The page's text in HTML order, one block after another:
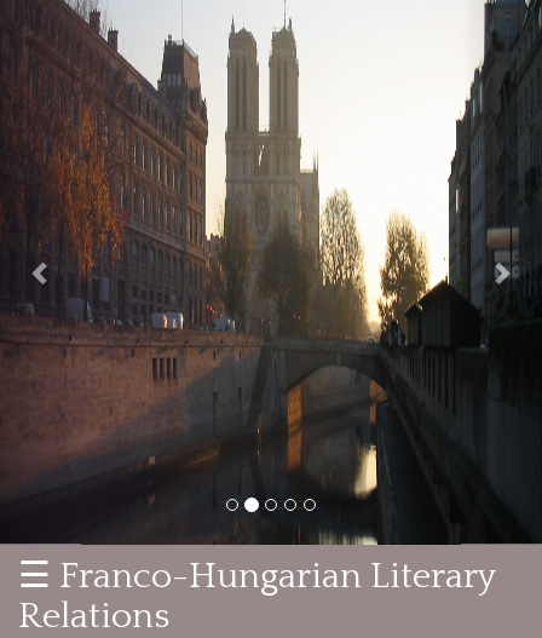
Previous
☰ Franco-Hungarian Literary
Relations